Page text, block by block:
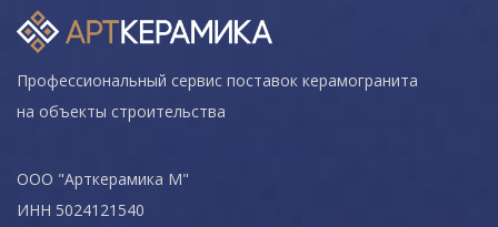
Профессиональный сервис поставок керамогранита
на объекты строительства
ООО "Арткерамика М"
ИНН 5024121540